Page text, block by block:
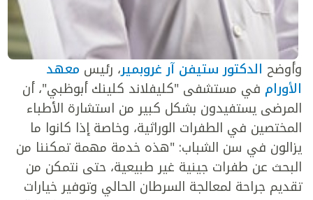
وأوضح الدكتور ستيفن آر غروبمير، رئيس معهد
الأورام في مستشفى "كليفلاند كلينك أبوظبي"، أن
المرضى يستفيدون بشكل كبير من استشارة الأطباء
المختصين في الطفرات الوراثية، وخاصة إذا كانوا ما
يزالون في سن الشباب: "هذه خدمة مهمة تمكننا من
البحث عن طفرات جينية غير طبيعية، حتى نتمكن من
تقديم جراحة لمعالجة السرطان الحالي وتوفير خيارات